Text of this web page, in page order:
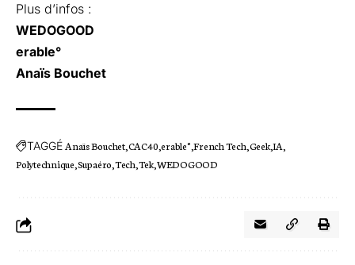
Plus d’infos :
WEDOGOOD
erable°
Anaïs Bouchet
TAGGÉ Anaïs Bouchet CAC40 erable° French Tech Geek IA
Polytechnique Supaéro Tech Tek WEDOGOOD